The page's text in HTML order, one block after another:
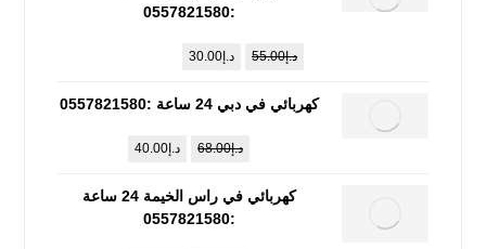
:0557821580
د.إ55.00 د.إ 30.00
كهربائي في دبي 24 ساعة :0557821580
د.إ68.00 د.إ 40.00
كهربائي في راس الخيمة 24 ساعة
:0557821580